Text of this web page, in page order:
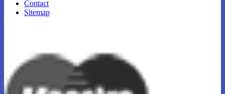
Contact
Sitemap